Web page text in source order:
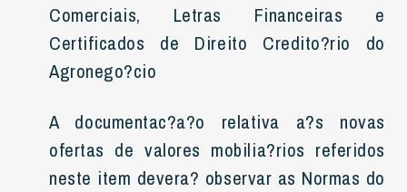
Comerciais, Letras Financeiras e
Certificados de Direito Credito?rio do
Agronego?cio
A documentac?a?o relativa a?s novas
ofertas de valores mobilia?rios referidos
neste item devera? observar as Normas do